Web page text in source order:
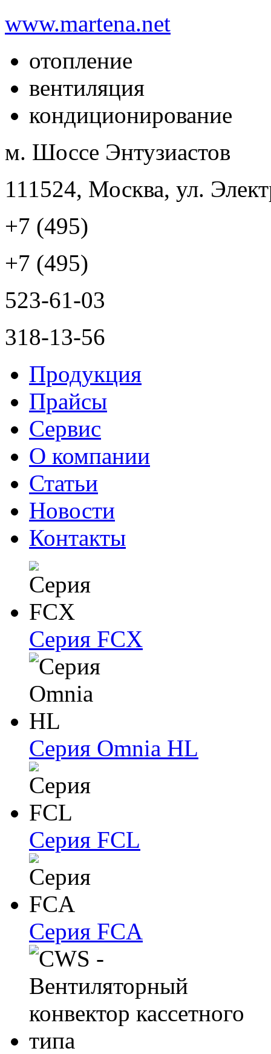
www.martena.net
отопление
вентиляция
кондиционирование
м. Шоссе Энтузиастов
111524, Москва, ул.
+7 (495)
+7 (495)
523-61-03
318-13-56
Продукция
Прайсы
Сервис
О компании
Статьи
Новости
Контакты
Серия FCX
Серия Omnia HL
Серия FCL
Серия FCA